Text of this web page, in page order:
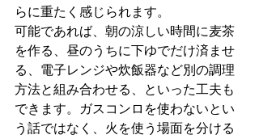
らに重たく感じられます。
可能であれば、朝の涼しい時間に麦茶
を作る、昼のうちに下ゆでだけ済ませ
る、電子レンジや炊飯器など別の調理
方法と組み合わせる、といった工夫も
できます。ガスコンロを使わないとい
う話ではなく、火を使う場面を分ける